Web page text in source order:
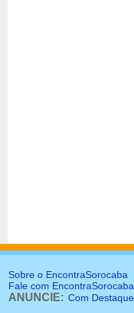
Sobre o EncontraSorocaba
Fale com EncontraSorocaba
ANUNCIE: Com Destaque